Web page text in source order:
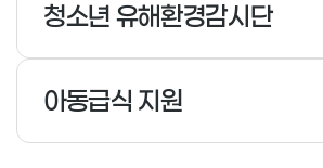
청소년 유해환경감시단
아동급식 지원